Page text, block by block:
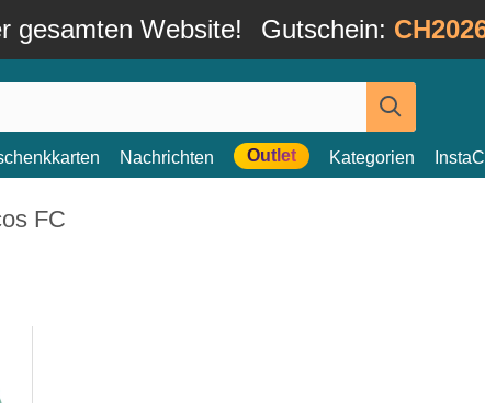
gesamten Website! Gutschein:
Nachrichten Outlet Kategorien
FC